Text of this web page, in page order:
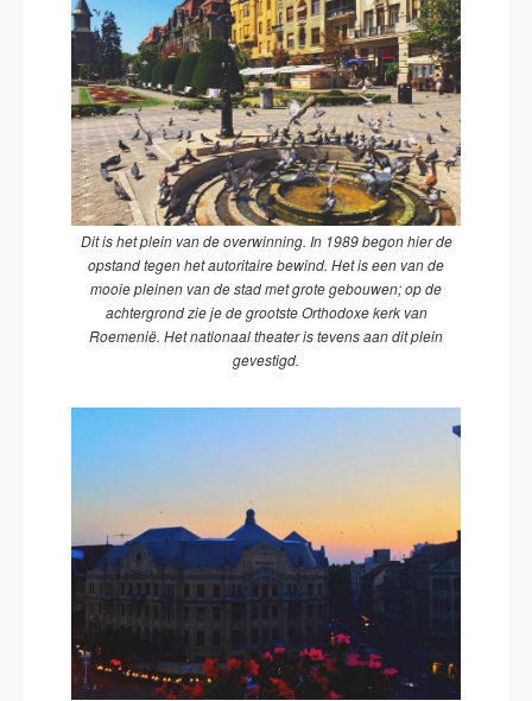
Dit is het plein van de overwinning. In 1989 begon hier de
opstand tegen het autoritaire bewind. Het is een van de
mooie pleinen van de stad met grote gebouwen; op de
achtergrond zie je de grootste Orthodoxe kerk van
Roemenië. Het nationaal theater is tevens aan dit plein
gevestigd.